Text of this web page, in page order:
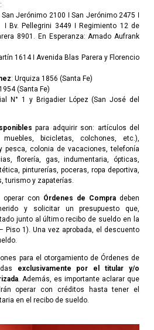
Jerónimo 2100 ǀ San Jerónimo 2475 ǀ
ǀ Bv. Pellegrini 3449 ǀ Regimiento 12 de
8901. En Esperanza: Amado Aufrank
1614 ǀ Avenida Blas Parera y Florencio
: Urquiza 1856 (Santa Fe)
(Santa Fe)
N° 1 y Brigadier López (San José del
para adquirir son: artículos del
muebles, bicicletas, colchones, etc.),
pesca, colonia de vacaciones, telefonía
florería, gas, indumentaria, ópticas,
pinturerías, poceras, ropa deportiva,
turismo y zapaterías.
operar con Órdenes de Compra deben
y solicitar un presupuesto que,
junto al último recibo de sueldo en la
Piso 1). Una vez aprobada, el descuento
para el otorgamiento de Órdenes de
exclusivamente por el titular y/o
. Además, es importante aclarar que
operar con créditos hasta tener el
en el recibo de sueldo.